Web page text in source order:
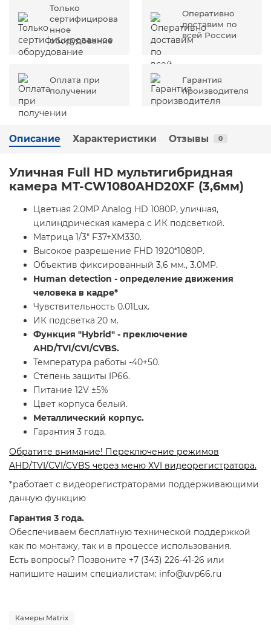
Только
сертифицирова
нное
оборудование
Оперативно
доставим по
всей России
Оплата при
получении
Гарантия
производителя
Описание Характеристики Отзывы 0
Уличная Full HD мультигибридная
камера MT-CW1080AHD20XF (3,6мм)
Цветная 2.0MP Analog HD 1080P, уличная,
цилиндрическая камера с ИК подсветкой.
Матрица 1/3" F37+XM330.
Высокое разрешение FHD 1920*1080P.
Объектив фиксированный 3,6 мм., 3.0MP.
Human detection - определение движения
человека в кадре*
Чувствительность 0.01Lux.
ИК подсветка 20 м.
Функция "Hybrid" - преключение
AHD/TVI/CVI/CVBS.
Температура работы -40+50.
Cтепень защиты IP66.
Питание 12V ±5%
Цвет корпуса белый.
Металлический корпус.
Гарантия 3 года.
Обратите внимание! Переключение режимов
AHD/TVI/CVI/CVBS через меню XVI видеорегистратора.
*работает с видеорегистраторами поддерживающими
данную функцию
Гарантия 3 года.
Обеспечиваем бесплатную технической поддержкой
как по монтажу, так и в процессе использования.
Есть вопросы? Позвоните +7 (343) 226-41-26 или
напишите нашим специалистам: info@uvp66.ru
Камеры Matrix